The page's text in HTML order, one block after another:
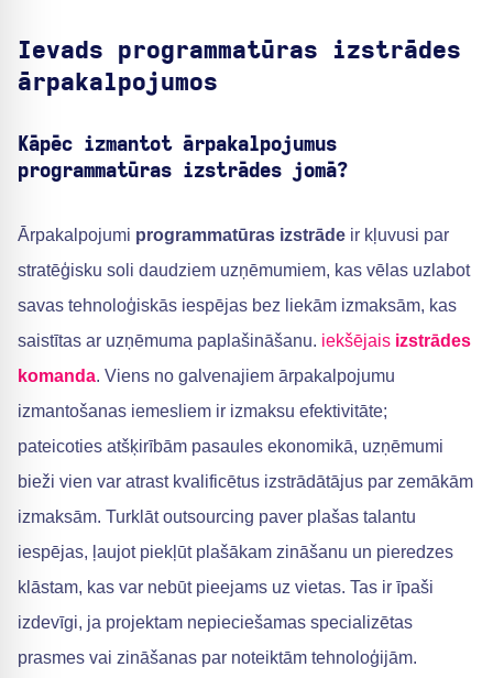
Ievads programmatūras izstrādes
ārpakalpojumos
Kāpēc izmantot ārpakalpojumus
programmatūras izstrādes jomā?
Ārpakalpojumi programmatūras izstrāde ir kļuvusi par
stratēģisku soli daudziem uzņēmumiem, kas vēlas uzlabot
savas tehnoloģiskās iespējas bez liekām izmaksām, kas
saistītas ar uzņēmuma paplašināšanu. iekšējais izstrādes
komanda. Viens no galvenajiem ārpakalpojumu
izmantošanas iemesliem ir izmaksu efektivitāte;
pateicoties atšķirībām pasaules ekonomikā, uzņēmumi
bieži vien var atrast kvalificētus izstrādātājus par zemākām
izmaksām. Turklāt outsourcing paver plašas talantu
iespējas, ļaujot piekļūt plašākam zināšanu un pieredzes
klāstam, kas var nebūt pieejams uz vietas. Tas ir īpaši
izdevīgi, ja projektam nepieciešamas specializētas
prasmes vai zināšanas par noteiktām tehnoloģijām.